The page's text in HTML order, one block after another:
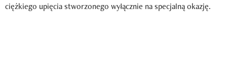
ciężkiego upięcia stworzonego wyłącznie na specjalną okazję.